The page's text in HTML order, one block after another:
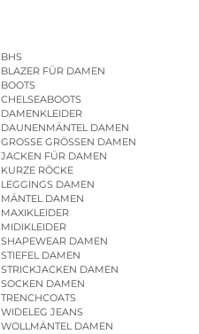
BHS
BLAZER FÜR DAMEN
BOOTS
CHELSEABOOTS
DAMENKLEIDER
DAUNENMÄNTEL DAMEN
GROSSE GRÖSSEN DAMEN
JACKEN FÜR DAMEN
KURZE RÖCKE
LEGGINGS DAMEN
MÄNTEL DAMEN
MAXIKLEIDER
MIDIKLEIDER
SHAPEWEAR DAMEN
STIEFEL DAMEN
STRICKJACKEN DAMEN
SOCKEN DAMEN
TRENCHCOATS
WIDELEG JEANS
WOLLMÄNTEL DAMEN